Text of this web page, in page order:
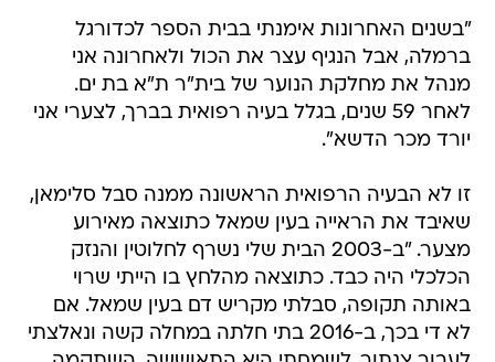
מנהל את מחלקת הנוער של בית"ר ת"א בת ים.
לאחר 59 שנים, בגלל בעיה רפואית בברך, לצערי אני
יורד מכר הדשא".
זו לא הבעיה הרפואית הראשונה ממנה סבל סלימאן,
מצער. "ב-2003 הבית שלי נשרף לחלוטין והנזק
הכלכלי היה כבד. כתוצאה מהלחץ בו הייתי שרוי
באותה תקופה, סבלתי מקריש דם בעין שמאל. אם
לא די בכך, ב-2016 בתי חלתה במחלה קשה ונאלצתי
לעבור צנתור. לשמחתי היא התאוששה, השתקמה
וגם אני החלמתי".